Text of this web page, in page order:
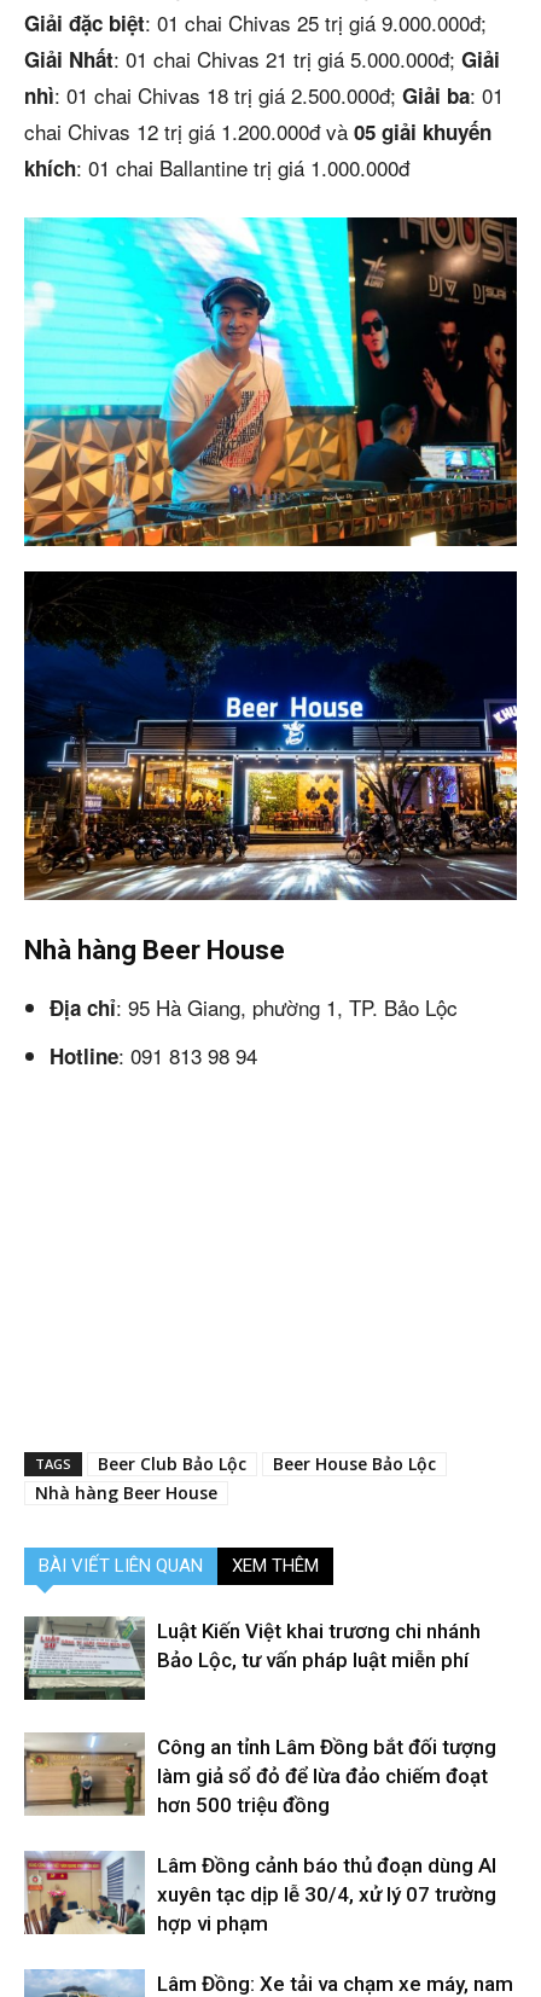
Giải đặc biệt: 01 chai Chivas 25 trị giá 9.000.000đ;
Giải Nhất: 01 chai Chivas 21 trị giá 5.000.000đ; Giải
nhì: 01 chai Chivas 18 trị giá 2.500.000đ; Giải ba: 01
chai Chivas 12 trị giá 1.200.000đ và 05 giải khuyến
khích: 01 chai Ballantine trị giá 1.000.000đ
Nhà hàng Beer House
Địa chỉ: 95 Hà Giang, phường 1, TP. Bảo Lộc
Hotline: 091 813 98 94
TAGS Beer Club Bảo Lộc
Beer House Bảo Lộc
Nhà hàng Beer House
BÀI VIẾT LIÊN QUAN XEM THÊM
Luật Kiến Việt khai trương chi nhánh
Bảo Lộc, tư vấn pháp luật miễn phí
Công an tỉnh Lâm Đồng bắt đối tượng
làm giả sổ đỏ để lừa đảo chiếm đoạt
hơn 500 triệu đồng
Lâm Đồng cảnh báo thủ đoạn dùng AI
xuyên tạc dịp lễ 30/4, xử lý 07 trường
hợp vi phạm
Lâm Đồng: Xe tải va chạm xe máy, nam